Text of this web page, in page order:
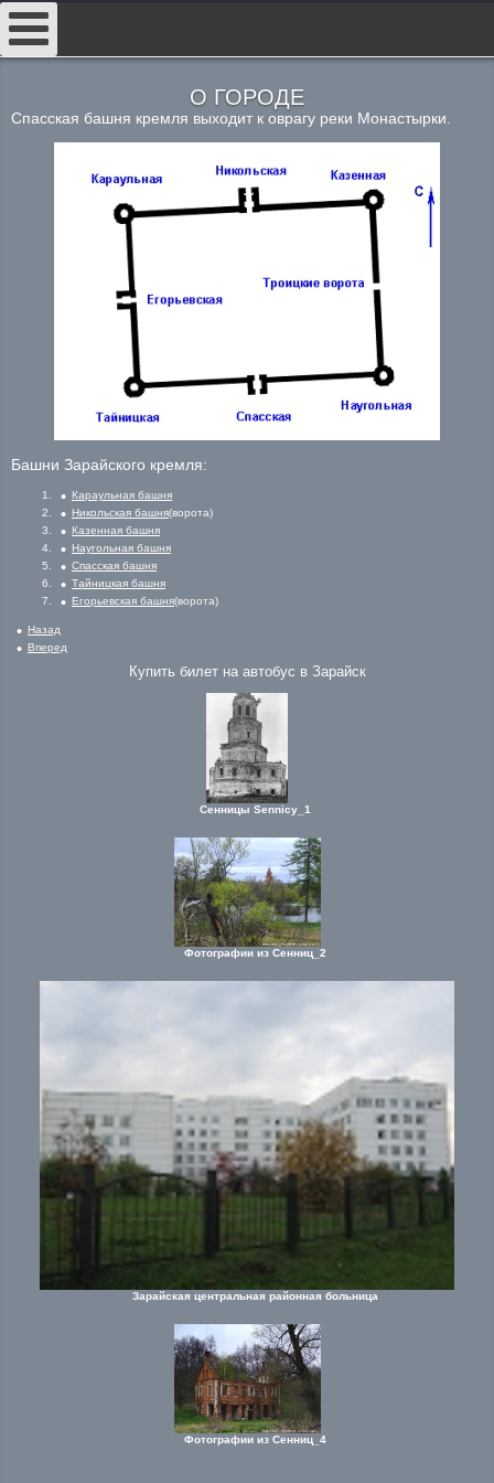
О ГОРОДЕ
Спасская башня кремля выходит к оврагу реки Монастырки.
Башни Зарайского кремля:
Караульная башня
Никольская башня(ворота)
Казенная башня
Наугольная башня
Спасская башня
Тайницкая башня
Егорьевская башня(ворота)
Назад
Вперед
Купить билет на автобус в Зарайск
Сенницы Sennicy_1
Фотографии из Сенниц_2
Зарайская центральная районная больница
Фотографии из Сенниц_4